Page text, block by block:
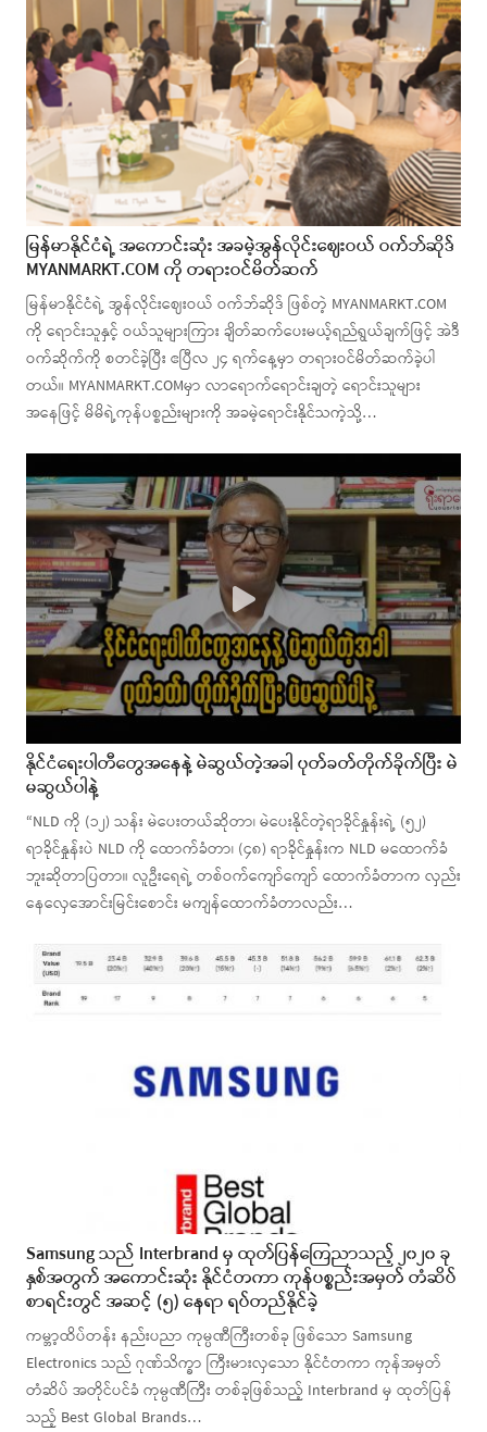
မြန်မာနိုင်ငံရဲ့ အကောင်းဆုံး အခမဲ့အွန်လိုင်းဈေးဝယ် ဝက်ဘ်ဆိုဒ်
MYANMARKT.COM ကို တရားဝင်မိတ်ဆက်
မြန်မာနိုင်ငံရဲ့ အွန်လိုင်းဈေးဝယ် ဝက်ဘ်ဆိုဒ် ဖြစ်တဲ့ MYANMARKT.COM
ကို ရောင်းသူနှင့် ဝယ်သူများကြား ချိတ်ဆက်ပေးမယ့်ရည်ရွယ်ချက်ဖြင့် အဲဒီ
ဝက်ဆိုက်ကို စတင်ခဲ့ပြီး ဧပြီလ ၂၄ ရက်နေ့မှာ တရားဝင်မိတ်ဆက်ခဲ့ပါ
တယ်။ MYANMARKT.COMမှာ လာရောက်ရောင်းချတဲ့ ရောင်းသူများ
အနေဖြင့် မိမိရဲ့ကုန်ပစ္စည်းများကို အခမဲ့ရောင်းနိုင်သကဲ့သို့…
နိုင်ငံရေးပါတီတွေအနေနဲ့ မဲဆွယ်တဲ့အခါ ပုတ်ခတ်တိုက်ခိုက်ပြီး မဲ
မဆွယ်ပါနဲ့
“NLD ကို (၁၂) သန်း မဲပေးတယ်ဆိုတာ၊ မဲပေးနိုင်တဲ့ရာခိုင်နှုန်းရဲ့ (၅၂)
ရာခိုင်နှုန်းပဲ NLD ကို ထောက်ခံတာ၊ (၄၈) ရာခိုင်နှုန်းက NLD မထောက်ခံ
ဘူးဆိုတာပြတာ။ လူဦးရေရဲ့ တစ်ဝက်ကျော်ကျော် ထောက်ခံတာက လှည်း
နေလှေအောင်းမြင်းစောင်း မကျန်ထောက်ခံတာလည်း…
Samsung သည် Interbrand မှ ထုတ်ပြန်ကြေညာသည့် ၂၀၂၀ ခု
နှစ်အတွက် အကောင်းဆုံး နိုင်ငံတကာ ကုန်ပစ္စည်းအမှတ် တံဆိပ်
စာရင်းတွင် အဆင့် (၅) နေရာ ရပ်တည်နိုင်ခဲ့
ကမ္ဘာ့ထိပ်တန်း နည်းပညာ ကုမ္ပဏီကြီးတစ်ခု ဖြစ်သော Samsung
Electronics သည် ဂုဏ်သိက္ခာ ကြီးမားလှသော နိုင်ငံတကာ ကုန်အမှတ်
တံဆိပ် အတိုင်ပင်ခံ ကုမ္ပဏီကြီး တစ်ခုဖြစ်သည့် Interbrand မှ ထုတ်ပြန်
သည့် Best Global Brands…